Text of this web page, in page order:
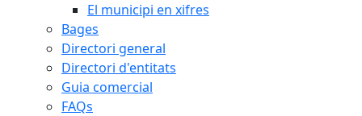
El municipi en xifres
Bages
Directori general
Directori d'entitats
Guia comercial
FAQs